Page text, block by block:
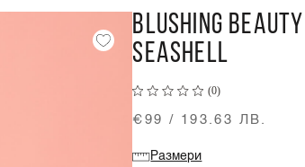
BLUSHING
SEASHELL
(0)
€99 / 193.63 ЛВ.
Размери